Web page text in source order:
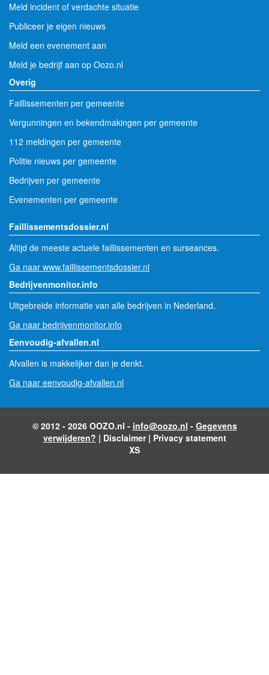
Meld incident of verdachte situatie
Publiceer je eigen nieuws
Meld een evenement aan
Meld je bedrijf aan op Oozo.nl
Overig
Faillissementen per gemeente
Vergunningen en bekendmakingen per gemeente
112 meldingen per gemeente
Politie nieuws per gemeente
Bedrijven per gemeente
Evenementen per gemeente
Faillissementsdossier.nl
Altijd de meeste actuele faillissementen en surseances.
Ga naar www.faillissementsdossier.nl
Bedrijvenmonitor.info
Uitgebreide informatie van alle bedrijven in Nederland.
Ga naar bedrijvenmonitor.info
Eenvoudig-afvallen.nl
Afvallen is makkelijker dan je denkt.
Ga naar eenvoudig-afvallen.nl
© 2012 - 2026 OOZO.nl - info@oozo.nl - Gegevens
verwijderen? | Disclaimer| Privacy statement
XS